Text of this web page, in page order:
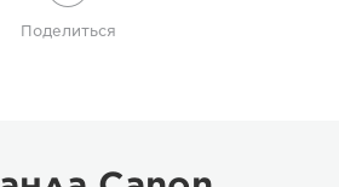
Поделиться